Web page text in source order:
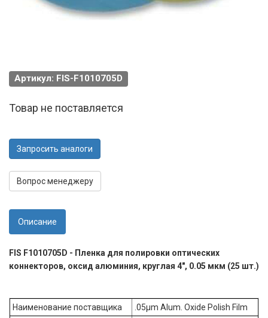
Артикул: FIS-F1010705D
Товар не поставляется
Запросить аналоги
Вопрос менеджеру
Описание
FIS F1010705D - Пленка для полировки оптических
коннекторов, оксид алюминия, круглая 4", 0.05 мкм (25 шт.)
Наименование поставщика
.05µm Alum. Oxide Polish Film